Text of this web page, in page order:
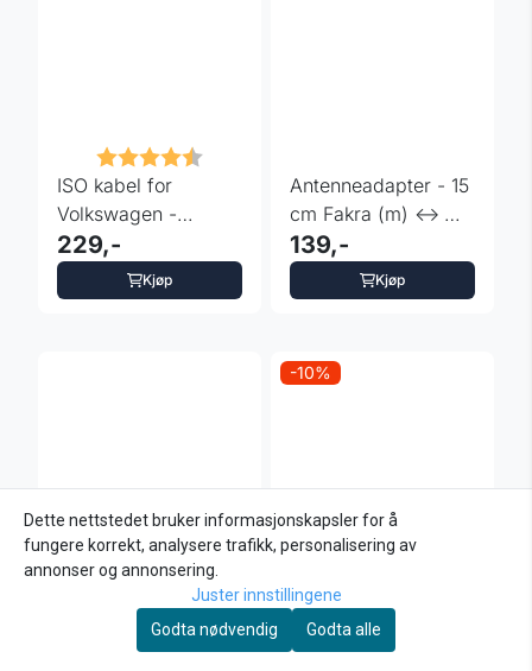
Karakter:
ISO kabel for
Volkswagen -
AK/VW/ISOMQB
229,-
Kjøp
Antenneadapter - 15
cm Fakra (m) <->
DIN (m)
139,-
Kjøp
-10%
Dette nettstedet bruker informasjonskapsler for å
fungere korrekt, analysere trafikk, personalisering av
annonser og annonsering.
Juster innstillingene
Godta nødvendig
Godta alle